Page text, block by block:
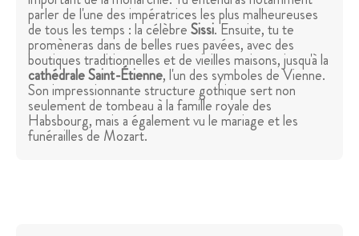
parler de l'une des impératrices les plus malheureuses
de tous les temps : la célèbreSissi. Ensuite, tu te
promèneras dans de belles rues pavées, avec des
boutiques traditionnelles et de vieilles maisons, jusqu'à la
cathédrale Saint-Étienne, l'un des symboles de Vienne.
Son impressionnante structure gothique sert non
seulement de tombeau à la famille royale des
Habsbourg, mais a également vu le mariage et les
funérailles de Mozart.